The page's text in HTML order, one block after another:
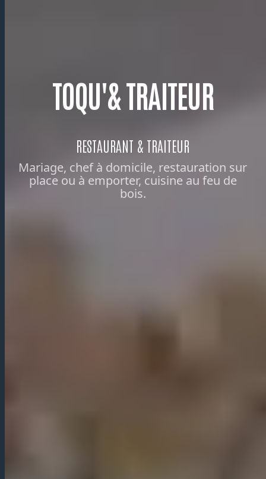
TOQU'& TRAITEUR
RESTAURANT & TRAITEUR
Mariage, chef à domicile, restauration sur
place ou à emporter, cuisine au feu de
bois.